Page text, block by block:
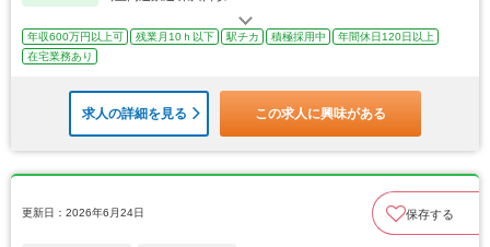
年収600万円以上可 残業月10ｈ以下 駅チカ 積極採用中
年間休日120日以上
在宅業務あり
求人の詳細を見る この求人に興味がある
更新日：2026年6月24日 保存する